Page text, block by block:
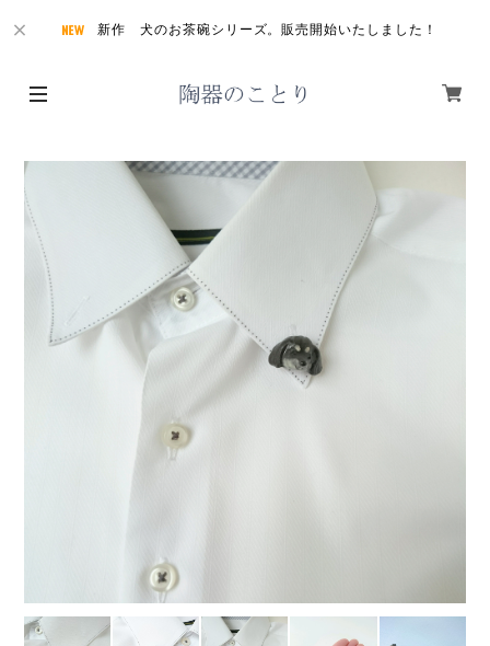
新作 犬のお茶碗シリーズ。販売開始いたしました！